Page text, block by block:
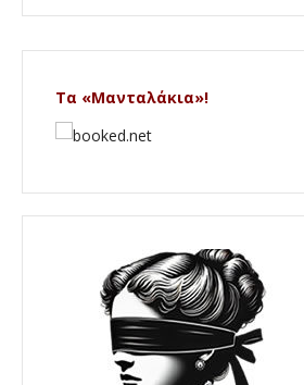
Τα «Μανταλάκια»!